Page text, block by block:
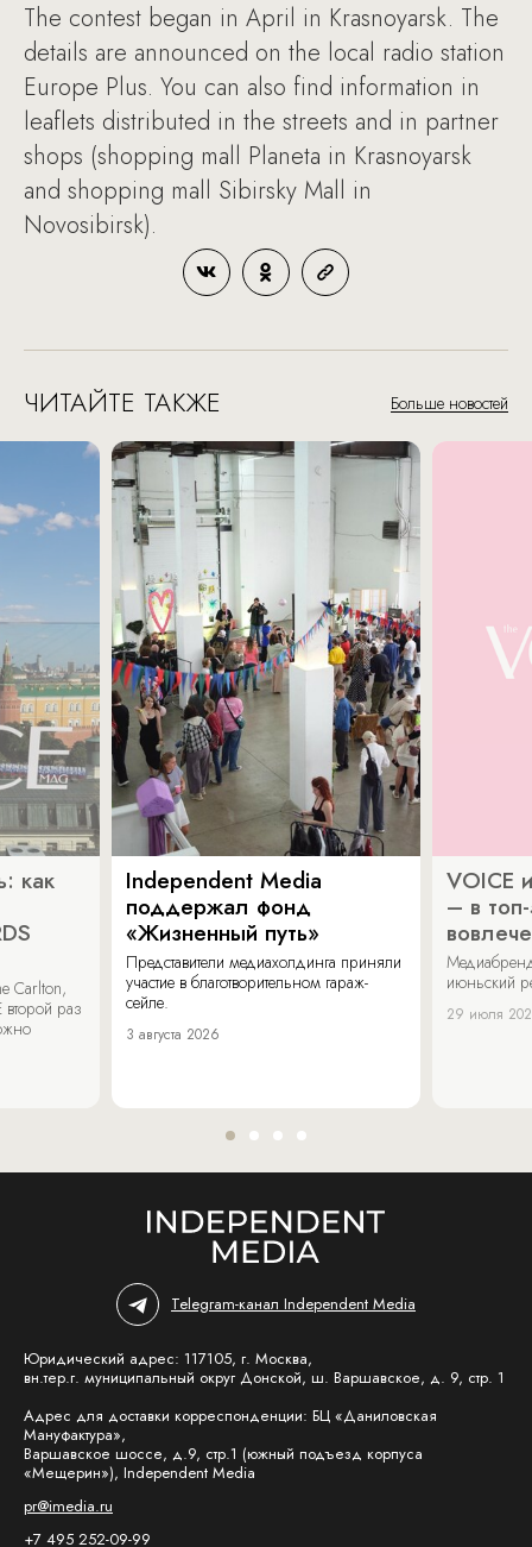
The contest began in April in Krasnoyarsk. The
details are announced on the local radio station
Europe Plus. You can also find information in
leaflets distributed in the streets and in partner
shops (shopping mall Planeta in Krasnoyarsk
and shopping mall Sibirsky Mall in
Novosibirsk).
ЧИТАЙТЕ ТАКЖЕ Больше новостей
как
Carlton,
раз
Independent Media
поддержал фонд
«Жизненный путь»
Представители медиахолдинга приняли
участие в благотворительном гараж-
сейле.
3 августа 2026
VOICE
– в
июньский
29 июля
Telegram-канал Independent Media
Юридический адрес: 117105, г. Москва,
вн.тер.г. муниципальный округ Донской, ш. Варшавское, д. 9, стр. 1
Адрес для доставки корреспонденции: БЦ «Даниловская
Мануфактура»,
Варшавское шоссе, д.9, стр.1 (южный подъезд корпуса
«Мещерин»), Independent Media
pr@imedia.ru
+7 495 252-09-99